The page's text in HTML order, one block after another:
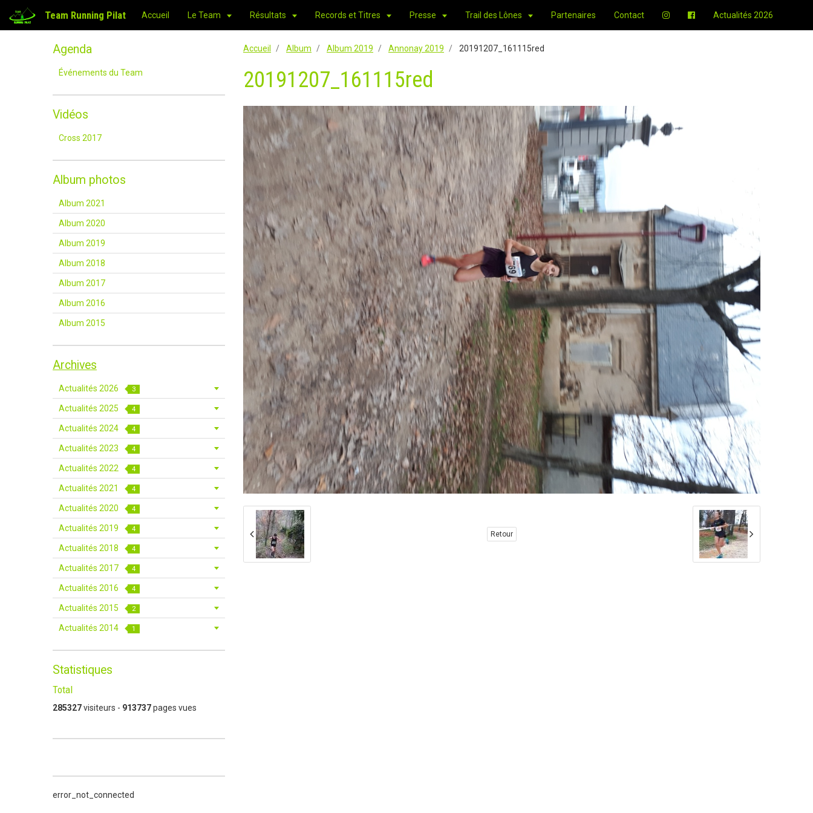
Team Running Pilat Accueil Le Team Résultats Records et Titres Presse Trail des Lônes Partenaires Contact Actualités 2026
Accueil Album Album 2019 Annonay 2019 20191207_161115red
20191207_161115red
Retour
Agenda
Événements du Team
Vidéos
Cross 2017
Album photos
Album 2021
Album 2020
Album 2019
Album 2018
Album 2017
Album 2016
Album 2015
Archives
Actualités 2026 3
Actualités 2025 4
Actualités 2024 4
Actualités 2023 4
Actualités 2022 4
Actualités 2021 4
Actualités 2020 4
Actualités 2019 4
Actualités 2018 4
Actualités 2017 4
Actualités 2016 4
Actualités 2015 2
Actualités 2014 1
Statistiques
Total
285327visiteurs - 913737pages vues
error_not_connected